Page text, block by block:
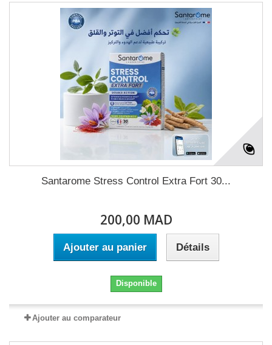
Santarome Stress Control Extra Fort 30...
200,00 MAD
Ajouter au panier Détails
Disponible
Ajouter au comparateur